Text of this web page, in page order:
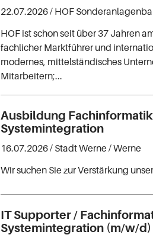
22.07.2026 / HOF
HOF ist schon seit über 37 Jahren
fachlicher Marktführer und
modernes, mittelständisches
Mitarbeitern;...
Ausbildung
Systemintegration
16.07.2026 / Stadt Werne/ Werne
Wir suchen Sie zur Verstärkung
IT Supporter /
Systemintegration (m/w/d)